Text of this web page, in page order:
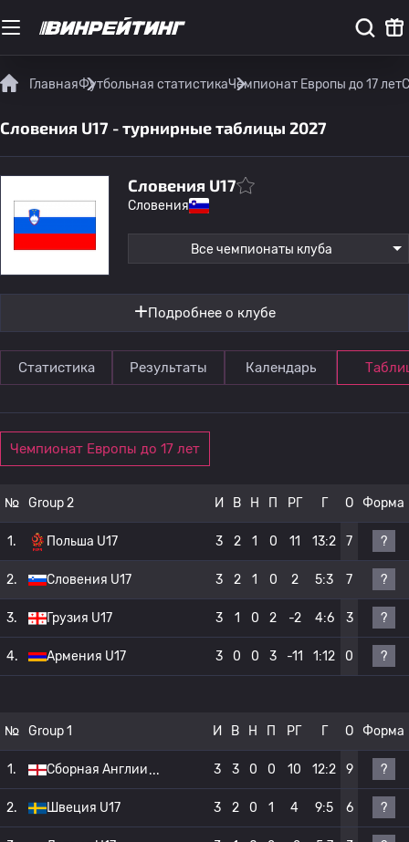
ГлавнаяФутбольная статистикаЧемпионат Европы до 17 лет
Словения U17 - турнирные таблицы 2027
Словения U17
Словения
Все чемпионаты клуба
Подробнее о клубе
Статистика Результаты Календарь
Чемпионат Европы до 17 лет
№ Group 2 И В Н П РГ Г О Форма
1. Польша U17 3 2 1 0 11 13:2 7 ?
2. Словения U17 3 2 1 0 2 5:3 7 ?
3. Грузия U17 3 1 0 2 -2 4:6 3 ?
4. Армения U17 3 0 0 3 -11 1:12 0 ?
№ Group 1 И В Н П РГ Г О Форма
1. Сборная Англии 3 3 0 0 10 12:2 9 ?
2. Швеция U17 3 2 0 1 4 9:5 6 ?